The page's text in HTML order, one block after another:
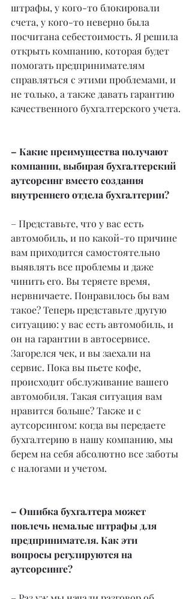
штрафы, у кого-то блокировали
счета, у кого-то неверно была
посчитана себестоимость. Я решила
открыть компанию, которая будет
помогать предпринимателям
справляться с этими проблемами, и
не только, а также давать гарантию
качественного бухгалтерского учета.
– Какие преимущества получают
компании, выбирая бухгалтерский
аутсорсинг вместо создания
внутреннего отдела бухгалтерии?
– Представьте, что у вас есть
автомобиль, и по какой-то причине
вам приходится самостоятельно
выявлять все проблемы и даже
чинить его. Вы теряете время,
нервничаете. Понравилось бы вам
такое? Теперь представьте другую
ситуацию: у вас есть автомобиль, и
он на гарантии в автосервисе.
Загорелся чек, и вы заехали на
сервис. Пока вы пьете кофе,
происходит обслуживание вашего
автомобиля. Такая ситуация вам
нравится больше? Также и с
аутсорсингом: когда вы передаете
бухгалтерию в нашу компанию, мы
берем на себя абсолютно все заботы
с налогами и учетом.
– Ошибка бухгалтера может
повлечь немалые штрафы для
предпринимателя. Как эти
вопросы регулируются на
аутсорсинге?